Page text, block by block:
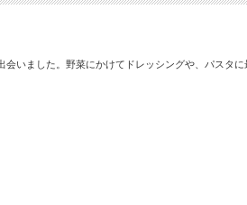
いました。野菜にかけてドレッシングや、パスタ